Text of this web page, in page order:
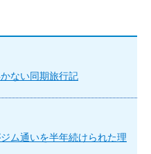
ない同期旅行記
ム通いを半年続けられた理